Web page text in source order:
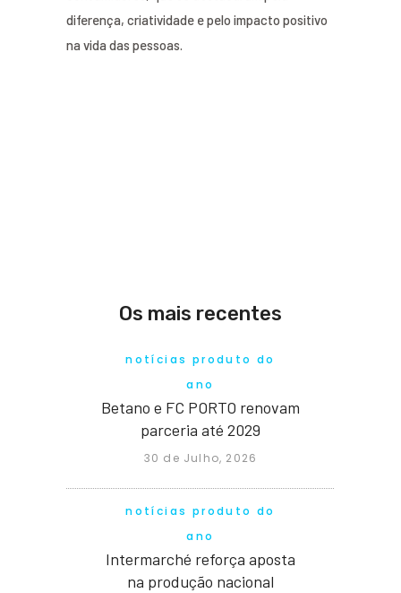
diferença, criatividade e pelo impacto positivo
na vida das pessoas.
Os mais recentes
notícias produto do
ano
Betano e FC PORTO renovam
parceria até 2029
30 de Julho, 2026
notícias produto do
ano
Intermarché reforça aposta
na produção nacional